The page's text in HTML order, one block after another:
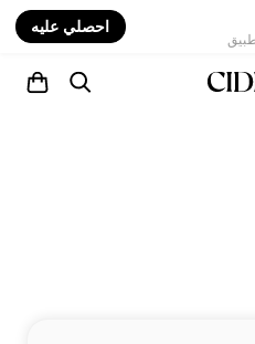
احصلي عليه